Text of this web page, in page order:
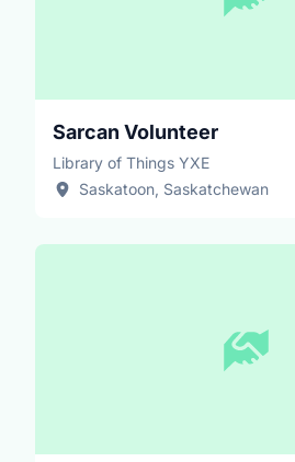
Sarcan Volunteer
Library of Things YXE
Saskatoon, Saskatchewan